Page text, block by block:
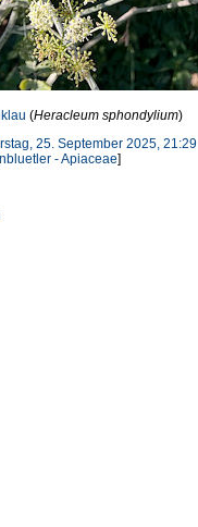
(Heracleum sphondylium)
25. September 2025, 21:29
- Apiaceae]